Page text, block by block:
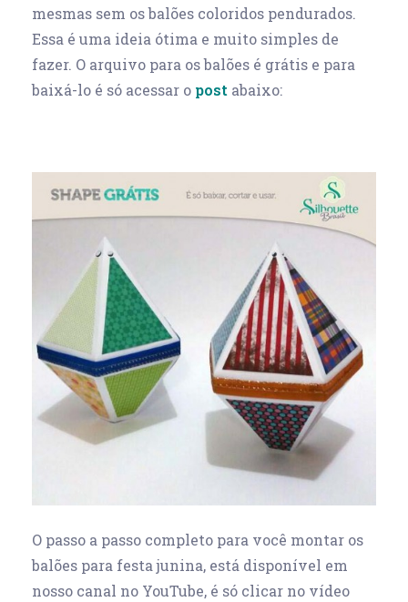
mesmas sem os balões coloridos pendurados.
Essa é uma ideia ótima e muito simples de
fazer. O arquivo para os balões é grátis e para
baixá-lo é só acessar o post abaixo:
O passo a passo completo para você montar os
balões para festa junina, está disponível em
nosso canal no YouTube, é só clicar no vídeo